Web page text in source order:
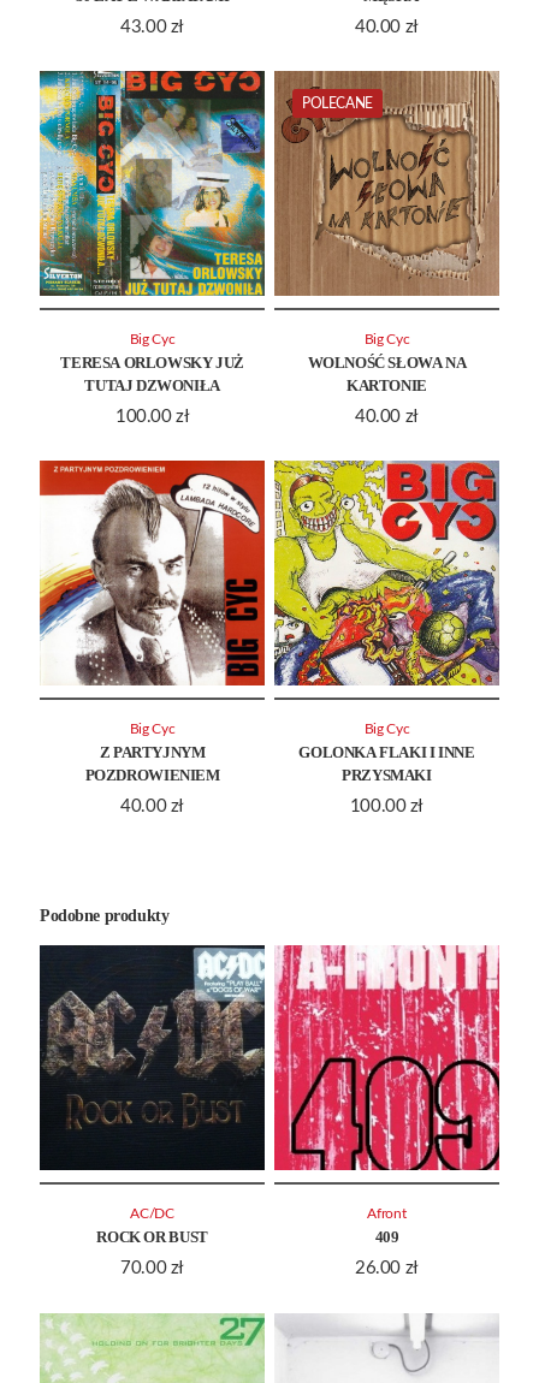
43.00 zł
40.00 zł
TERESA ORLOWSKY JUŻ
TUTAJ DZWONIŁA
100.00 zł
Big Cyc
POLECANE
WOLNOŚĆ SŁOWA NA
KARTONIE
40.00 zł
Big Cyc
Z PARTYJNYM
POZDROWIENIEM
40.00 zł
Big Cyc
GOLONKA FLAKI I INNE
PRZYSMAKI
100.00 zł
Big Cyc
Podobne produkty
ROCK OR BUST
70.00 zł
AC/DC
409
26.00 zł
Afront